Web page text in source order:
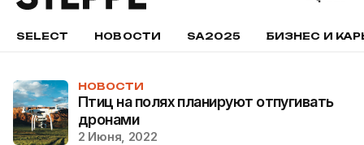
SELECT НОВОСТИ SA2025 БИЗНЕС И
НОВОСТИ
Птиц на полях планируют отпугивать
дронами
2 Июня, 2022